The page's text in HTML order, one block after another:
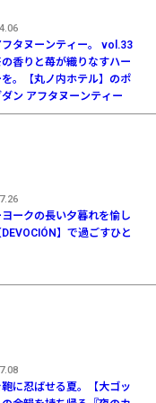
タヌーンティー。 vol.33
の香りと苺が織りなすハー
を。【丸ノ内ホテル】のポ
ン アフタヌーンティー
ークの長い夕暮れを愉し
】で過ごすひと
に忍ばせる夏。【大ゴッ